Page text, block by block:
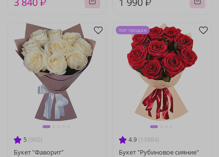
5 (960)
Букет "Фаворит"
4.9 (13984)
Букет "Рубиновое сияние"
Хит продаж